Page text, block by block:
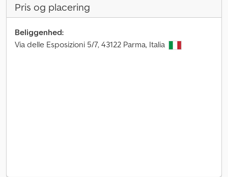
Pris og placering
Beliggenhed:
Via delle Esposizioni 5/7, 43122 Parma, Italia